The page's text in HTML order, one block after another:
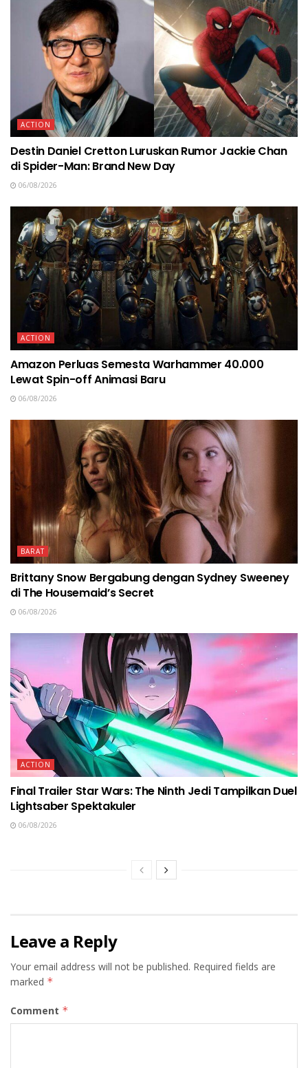
ACTION
Destin Daniel Cretton Luruskan Rumor Jackie Chan
di Spider-Man: Brand New Day
06/08/2026
ACTION
Amazon Perluas Semesta Warhammer 40.000
Lewat Spin-off Animasi Baru
06/08/2026
BARAT
Brittany Snow Bergabung dengan Sydney Sweeney
di The Housemaid’s Secret
06/08/2026
ACTION
Final Trailer Star Wars: The Ninth Jedi Tampilkan Duel
Lightsaber Spektakuler
06/08/2026
Leave a Reply
Your email address will not be published. Required fields are
marked *
Comment *